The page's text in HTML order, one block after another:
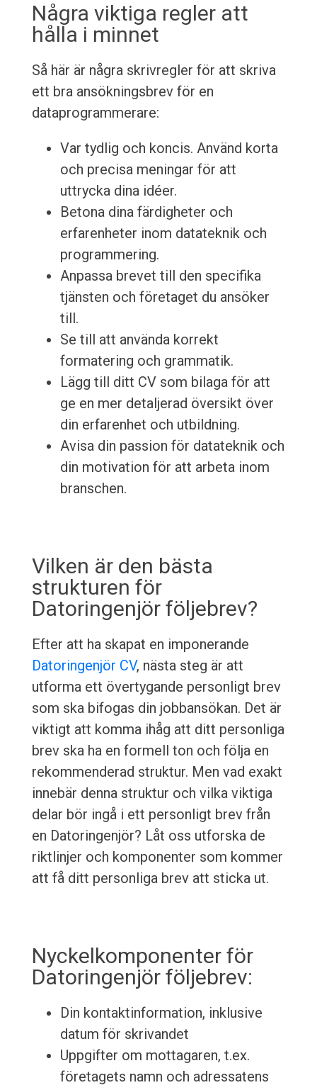
Några viktiga regler att
hålla i minnet
Så här är några skrivregler för att skriva
ett bra ansökningsbrev för en
dataprogrammerare:
Var tydlig och koncis. Använd korta
och precisa meningar för att
uttrycka dina idéer.
Betona dina färdigheter och
erfarenheter inom datateknik och
programmering.
Anpassa brevet till den specifika
tjänsten och företaget du ansöker
till.
Se till att använda korrekt
formatering och grammatik.
Lägg till ditt CV som bilaga för att
ge en mer detaljerad översikt över
din erfarenhet och utbildning.
Avisa din passion för datateknik och
din motivation för att arbeta inom
branschen.
Vilken är den bästa
strukturen för
Datoringenjör följebrev?
Efter att ha skapat en imponerande
Datoringenjör CV, nästa steg är att
utforma ett övertygande personligt brev
som ska bifogas din jobbansökan. Det är
viktigt att komma ihåg att ditt personliga
brev ska ha en formell ton och följa en
rekommenderad struktur. Men vad exakt
innebär denna struktur och vilka viktiga
delar bör ingå i ett personligt brev från
en Datoringenjör? Låt oss utforska de
riktlinjer och komponenter som kommer
att få ditt personliga brev att sticka ut.
Nyckelkomponenter för
Datoringenjör följebrev:
Din kontaktinformation, inklusive
datum för skrivandet
Uppgifter om mottagaren, t.ex.
företagets namn och adressatens